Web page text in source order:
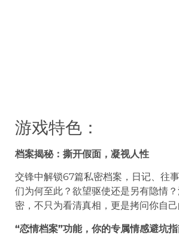
游戏特色：
档案揭秘：撕开假面，凝视人性
交锋中解锁67篇私密档案，日记、往
们为何至此？欲望驱使还是另有隐情
密，不只为看清真相，更是拷问你自己
“恋情档案”功能，你的专属情感避坑